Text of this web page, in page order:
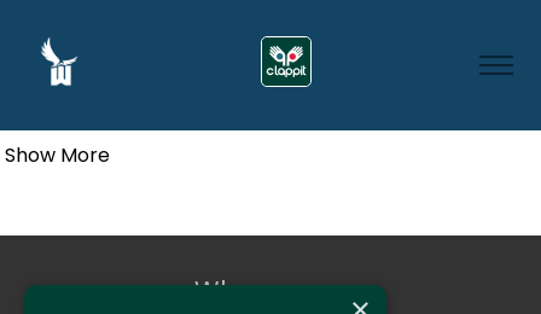
Show More
Who we are